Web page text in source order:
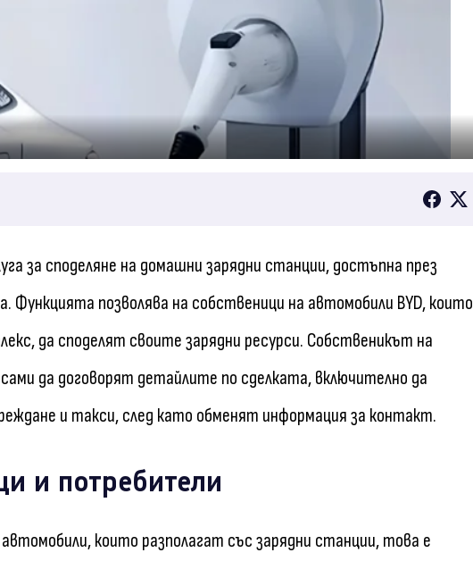
за споделяне на домашни зарядни станции, достъпна през
Функцията позволява на собственици на автомобили BYD, които
да споделят своите зарядни ресурси. Собственикът на
да договорят детайлите по сделката, включително да
и такси, след като обменят информация за контакт.
и потребители
които разполагат със зарядни станции, това е